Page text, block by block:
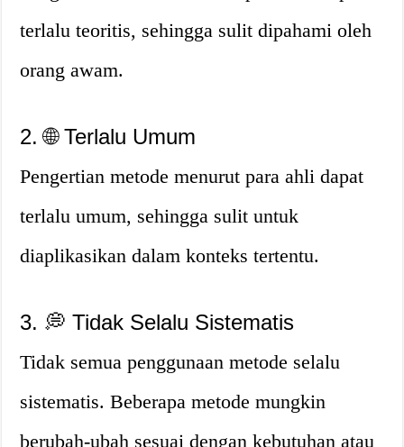
terlalu teoritis, sehingga sulit dipahami oleh
orang awam.
2. 🌐 Terlalu Umum
Pengertian metode menurut para ahli dapat
terlalu umum, sehingga sulit untuk
diaplikasikan dalam konteks tertentu.
3. 💭 Tidak Selalu Sistematis
Tidak semua penggunaan metode selalu
sistematis. Beberapa metode mungkin
berubah-ubah sesuai dengan kebutuhan atau